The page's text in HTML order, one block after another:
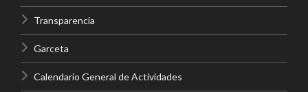
Transparencia
Garceta
Calendario General de Actividades